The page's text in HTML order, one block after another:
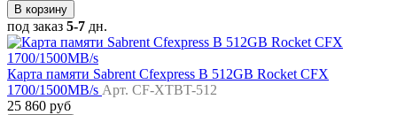
В корзину
под заказ 5-7 дн.
Карта памяти Sabrent Cfexpress B 512GB Rocket CFX
1700/1500MB/s Арт. CF-XTBT-512
25 860 руб